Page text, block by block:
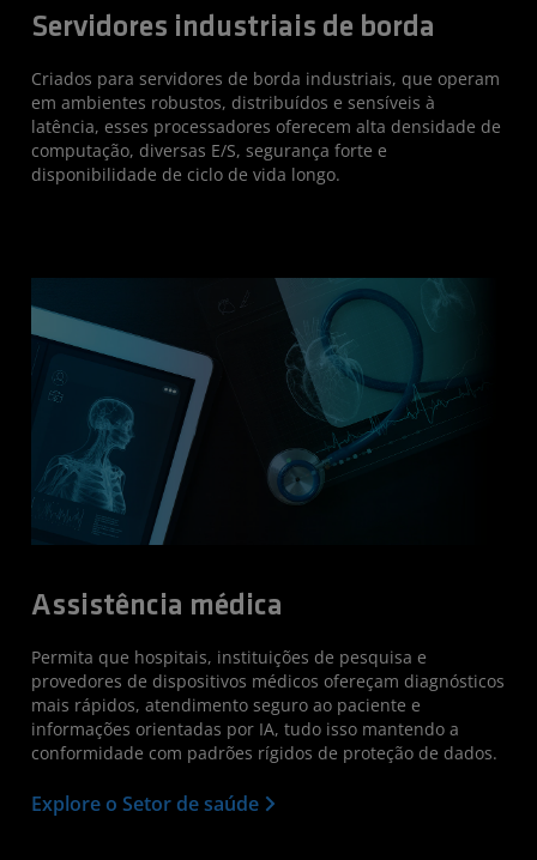
Servidores industriais de borda
Criados para servidores de borda industriais, que operam
em ambientes robustos, distribuídos e sensíveis à
latência, esses processadores oferecem alta densidade de
computação, diversas E/S, segurança forte e
disponibilidade de ciclo de vida longo.
Assistência médica
Permita que hospitais, instituições de pesquisa e
provedores de dispositivos médicos ofereçam diagnósticos
mais rápidos, atendimento seguro ao paciente e
informações orientadas por IA, tudo isso mantendo a
conformidade com padrões rígidos de proteção de dados.
Explore o Setor de saúde